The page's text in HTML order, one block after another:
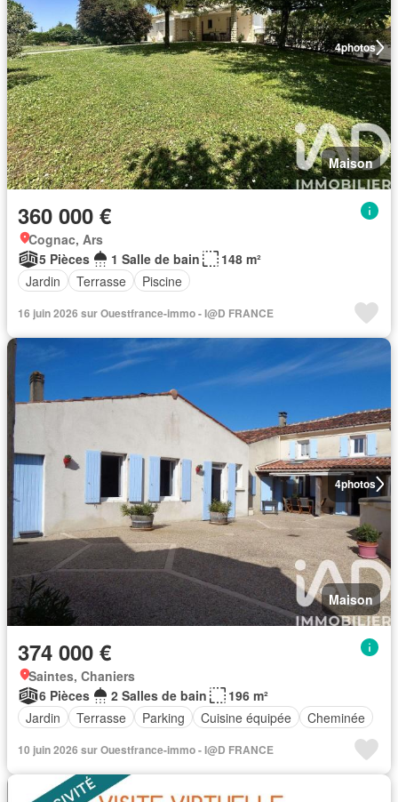
4photos
Maison
360 000 €
Cognac, Ars
5 Pièces
1 Salle de bain
148 m²
Jardin
Terrasse Piscine
16 juin 2026 sur Ouestfrance-immo - I@D FRANCE
4photos
Maison
374 000 €
Saintes, Chaniers
6 Pièces
2 Salles de bain
196 m²
Jardin
Terrasse Parking Cuisine équipée Cheminée
10 juin 2026 sur Ouestfrance-immo - I@D FRANCE